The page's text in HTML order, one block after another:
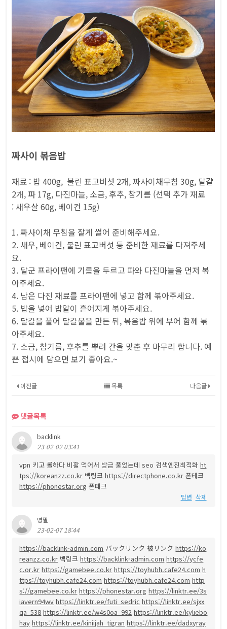
짜사이 볶음밥
재료 : 밥 400g, 불린 표고버섯 2개, 짜사이채무침 30g, 달걀
2개, 파 17g, 다진마늘, 소금, 후추, 참기름 (선택 추가 재료
: 새우살 60g, 베이컨 15g)
1. 짜사이채 무침을 잘게 썰어 준비해주세요.
2. 새우, 베이컨, 불린 표고버섯 등 준비한 재료를 다져주세
요.
3. 달군 프라이팬에 기름을 두르고 파와 다진마늘을 먼저 볶
아주세요.
4. 남은 다진 재료를 프라이팬에 넣고 함께 볶아주세요.
5. 밥을 넣어 밥알이 흩어지게 볶아주세요.
6. 달걀을 풀어 달걀물을 만든 뒤, 볶음밥 위에 부어 함께 볶
아주세요.
7. 소금, 참기름, 후추를 뿌려 간을 맞춘 후 마무리 합니다. 예
쁜 접시에 담으면 보기 좋아요.~
이전글 다음글
목록
댓글목록
backlink
23-02-02 03:41
vpn 키고 롤하다 비활 먹어서 방금 풀었는데 seo 검색엔진최적화ht
tps://koreanzz.co.kr 백링크https://directphone.co.kr 폰테크
https://phonestar.org 폰테크
답변 삭제
명필
23-02-07 18:44
https://backlink-admin.com バックリンク 被リンクhttps://ko
reanzz.co.kr 백링크https://backlink-admin.com https://ycfe
c.or.kr https://gamebee.co.kr https://toyhubh.cafe24.com h
ttps://toyhubh.cafe24.com https://toyhubh.cafe24.com http
s://gamebee.co.kr https://phonestar.org https://linktr.ee/3s
iavern94wv https://linktr.ee/futi_sedric https://linktr.ee/sjxx
qa_538 https://linktr.ee/w4s0oa_992 https://linktr.ee/kyliebo
hay https://linktr.ee/kiniijah_tigran https://linktr.ee/dadxyray